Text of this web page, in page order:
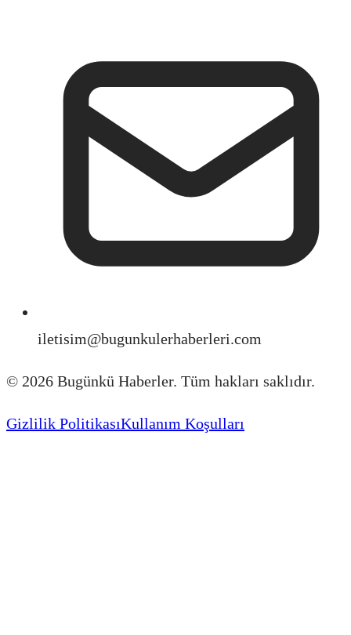
iletisim@bugunkulerhaberleri.com
© 2026 Bugünkü Haberler. Tüm hakları saklıdır.
Gizlilik PolitikasıKullanım Koşulları